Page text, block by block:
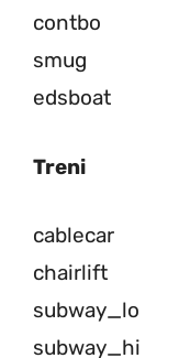
contbo
smug
edsboat
Treni
cablecar
chairlift
subway_lo
subway_hi